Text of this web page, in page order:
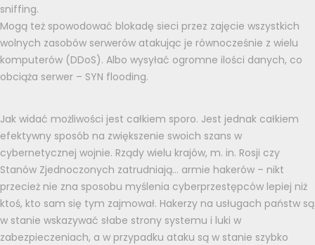
sniffing.
Mogą też spowodować blokadę sieci przez zajęcie wszystkich
wolnych zasobów serwerów atakując je równocześnie z wielu
komputerów (DDoS). Albo wysyłać ogromne ilości danych, co
obciąża serwer – SYN flooding.
Jak widać możliwości jest całkiem sporo. Jest jednak całkiem
efektywny sposób na zwiększenie swoich szans w
cybernetycznej wojnie. Rządy wielu krajów, m. in. Rosji czy
Stanów Zjednoczonych zatrudniają… armie hakerów – nikt
przecież nie zna sposobu myślenia cyberprzestępców lepiej niż
ktoś, kto sam się tym zajmował. Hakerzy na usługach państw są
w stanie wskazywać słabe strony systemu i luki w
zabezpieczeniach, a w przypadku ataku są w stanie szybko